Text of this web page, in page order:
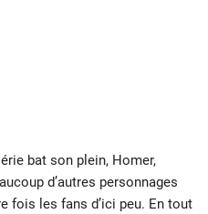
bat son plein, Homer,
d’autres personnages
fois les fans d’ici peu. En tout